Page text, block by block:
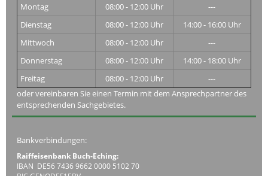
Montag
08:00 - 12:00 Uhr
---
Dienstag
08:00 - 12:00 Uhr
14:00 - 16:00 Uhr
Mittwoch
08:00 - 12:00 Uhr
---
Donnerstag
08:00 - 12:00 Uhr
14:00 - 18:00 Uhr
Freitag
08:00 - 12:00 Uhr
---
oder vereinbaren Sie einen Termin mit dem Ansprechpartner des
entsprechenden Sachgebietes.
Bankverbindungen:
Raiffeisenbank Buch-Eching:
IBAN DE56 7436 9662 0000 5102 70